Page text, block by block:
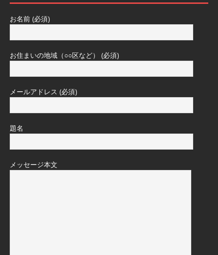
お名前 (必須)
お住まいの地域（○○区など） (必須)
メールアドレス (必須)
題名
メッセージ本文